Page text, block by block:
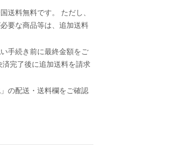
送料無料です。 ただし、
要な商品等は、追加送料
手続き前に最終金額をご
完了後に追加送料を請求
の配送・送料欄をご確認